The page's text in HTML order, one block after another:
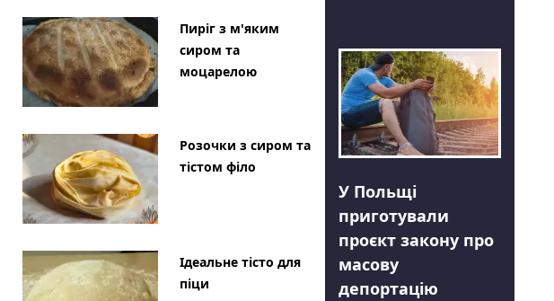
Пиріг з м'яким
сиром та
моцарелою
Розочки з сиром та
тістом філо
Ідеальне тісто для
піци
У Польщі
приготували
проєкт закону про
масову
депортацію